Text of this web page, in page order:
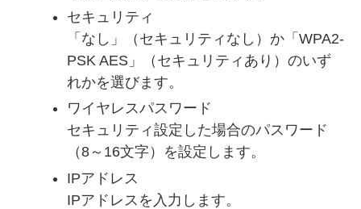
セキュリティ
「なし」（セキュリティなし）か「WPA2-
PSK AES」（セキュリティあり）のいず
れかを選びます。
ワイヤレスパスワード
セキュリティ設定した場合のパスワード
（8～16文字）を設定します。
IPアドレス
IPアドレスを入力します。